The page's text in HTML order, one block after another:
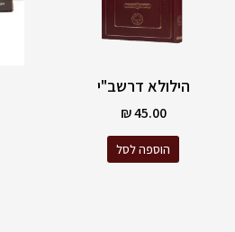
הילולא דרשב"י
45.00
₪
הוספה לסל